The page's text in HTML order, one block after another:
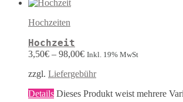
Hochzeiten
Hochzeit
3,50€ – 98,00€ Inkl. 19% MwSt
zzgl. Liefergebühr
Details Dieses Produkt weist mehrere